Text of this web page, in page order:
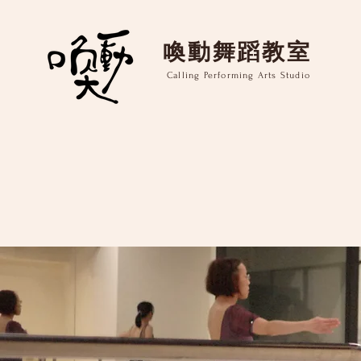
​喚動舞蹈教室
Calling Performing Arts Studio